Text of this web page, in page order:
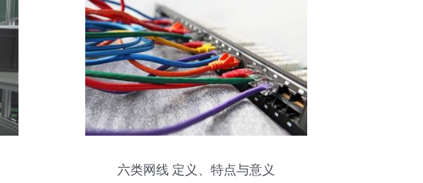
六类网线 定义、特点与意义